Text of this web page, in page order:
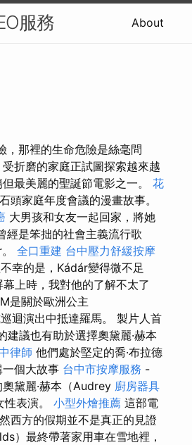
服務 About
，那裡的生命危險是絲毫問
折磨的家庭正試圖探索越來越
最美麗的聖誕節電影之一。 花
頭家庭年度會議的漫畫故事。
大男孩和女友一起回家，將她
經是笨拙的社會主義流行歌
全口重建 台中壓力舒緩按摩
幸的是，Kádár變得微不足
上時，我對他的了解不太了
是關於歐洲公主
迴演出中抵達羅馬。 製片人首
議也有助於選擇奧黛麗·赫本
律師 他們處於堅定的喬·布拉德
個大故事 台中市按摩服務 -
黛麗·赫本（Audrey 廚房器具
表演。 小型外燴推薦 這部電
西方的假期並不是真正的見證
）最終帶著家用車在雪地裡，